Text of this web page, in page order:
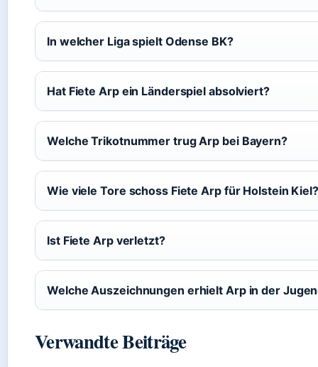
In welcher Liga spielt Odense BK?
Hat Fiete Arp ein Länderspiel absolviert?
Welche Trikotnummer trug Arp bei Bayern?
Wie viele Tore schoss Fiete Arp für Holstein Kiel?
Ist Fiete Arp verletzt?
Welche Auszeichnungen erhielt Arp in der
Verwandte Beiträge